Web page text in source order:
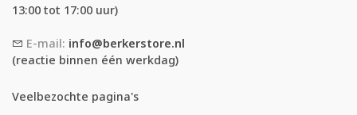
13:00 tot 17:00 uur)
E-mail: info@berkerstore.nl
(reactie binnen één werkdag)
Veelbezochte pagina's